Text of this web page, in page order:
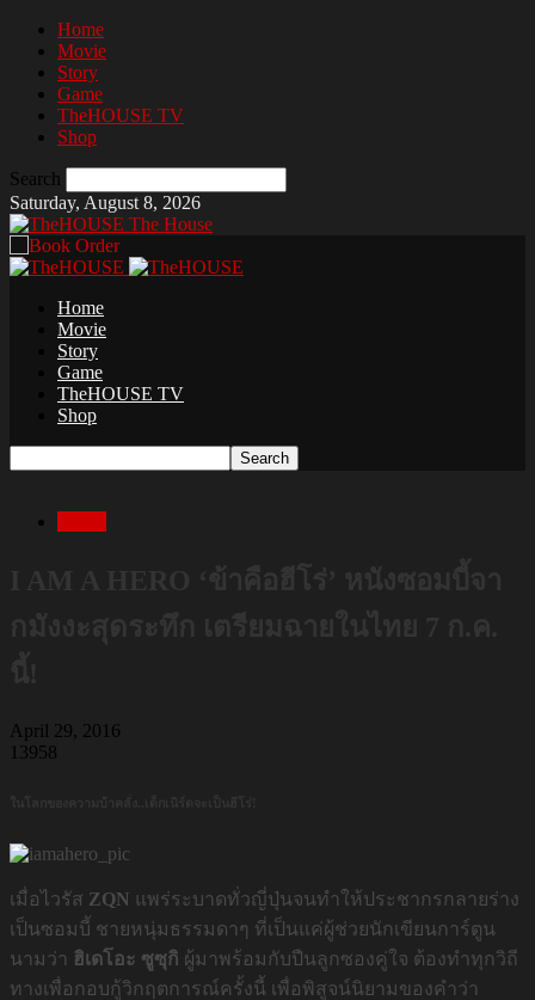
Home
Movie
Story
Game
TheHOUSE TV
Shop
Search
Saturday, August 8, 2026
The House
Home
Movie
Story
Game
TheHOUSE TV
Shop
April 29, 2016
13958
เมื่อไวรัส ZQN แพร่ระบาดทั่วญี่ปุ่นจนทำให้ประชากรกลายร่าง
เป็นซอมบี้ ชายหนุ่มธรรมดาๆ ที่เป็นแค่ผู้ช่วยนักเขียนการ์ตูน
นามว่า ฮิเดโอะ ซูซุกิ ผู้มาพร้อมกับปืนลูกซองคู่ใจ ต้องทำทุกวิถี
ทางเพื่อกอบกู้วิกฤตการณ์ครั้งนี้ เพื่อพิสูจน์นิยามของคำว่า